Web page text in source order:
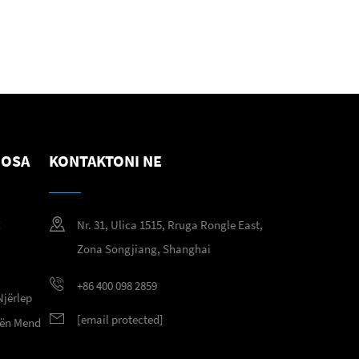
Mend
KONTAKTONI NE
Nr. 31, Ulica 1515, Rruga Rongle East,
Zona Songjiang, Shanghai
+86 400 098 2859
[email protected]